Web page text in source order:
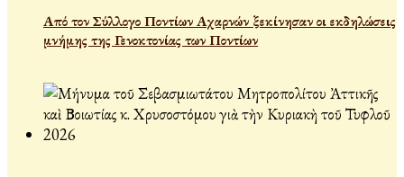
Από τον Σύλλογο Ποντίων Αχαρνών ξεκίνησαν οι εκδηλώσεις
μνήμης της Γενοκτονίας των Ποντίων